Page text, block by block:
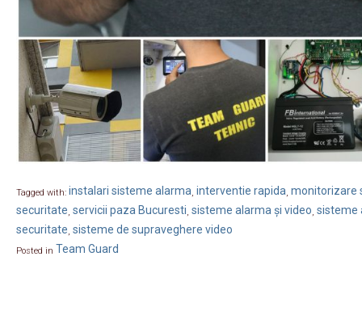
Tagged with: instalari sisteme alarma interventie rapida monitorizare
securitate servicii paza Bucuresti sisteme alarma și video sisteme
securitate sisteme de supraveghere video
Posted in Team Guard